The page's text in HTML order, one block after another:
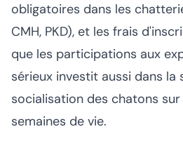
obligatoires dans les
CMH, PKD), et les frais
que les participations aux
sérieux investit aussi dans la
socialisation des chatons
semaines de vie.